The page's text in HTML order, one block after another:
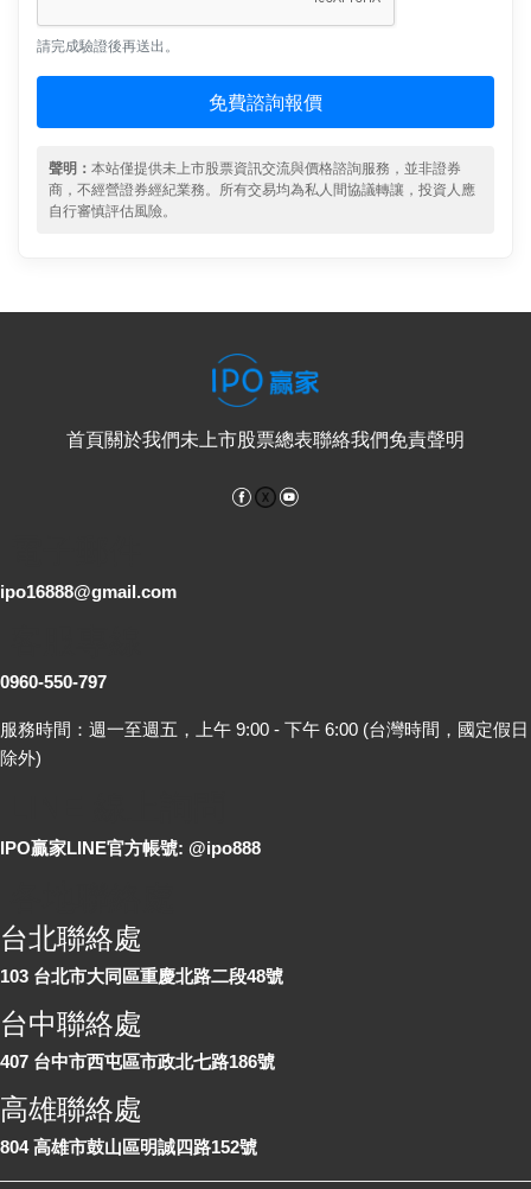
請完成驗證後再送出。
免費諮詢報價
聲明： 本站僅提供未上市股票資訊交流與價格諮詢服務，並非證券
商，不經營證券經紀業務。所有交易均為私人間協議轉讓，投資人應
自行審慎評估風險。
首頁關於我們未上市股票總表聯絡我們免責聲明
Facebook
ipo16888@gmail.com
0960-550-797
服務時間：週一至週五，上午 9:00 - 下午 6:00 (台灣時間，國定假日
除外)
IPO贏家LINE官方帳號: @ipo888
台北聯絡處
103 台北市大同區重慶北路二段48號
台中聯絡處
407 台中市西屯區市政北七路186號
高雄聯絡處
804 高雄市鼓山區明誠四路152號